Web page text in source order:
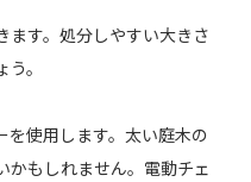
ます。処分しやすい大きさ
。
を使用します。太い庭木の
かもしれません。電動チェ